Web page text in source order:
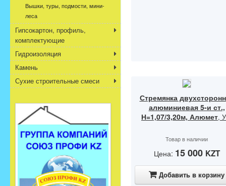
Стремянка
алюминиевая 5-и ст.,
Н=1,07/3,20м, Алюмет,
Товар в наличии
Цена: 15 000 KZT
Добавить в корзину
Вышки, туры, подмости, мини-
леса
Гипсокартон, профиль,
комплектующие
Гидроизоляция
Камень
Сухие строительные смеси